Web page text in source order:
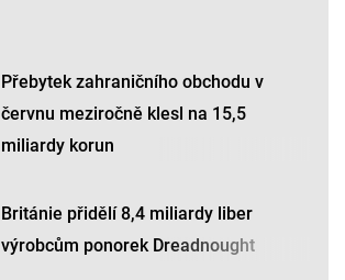
Přebytek zahraničního obchodu v
červnu meziročně klesl na 15,5
miliardy korun
Británie přidělí 8,4 miliardy liber
výrobcům ponorek Dreadnought